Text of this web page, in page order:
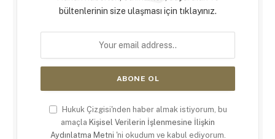
bültenlerinin size ulaşması için tıklayınız.
Hukuk Çizgisi'nden haber almak istiyorum, bu
amaçla Kişisel Verilerin İşlenmesine İlişkin
Aydınlatma Metni 'ni okudum ve kabul ediyorum.